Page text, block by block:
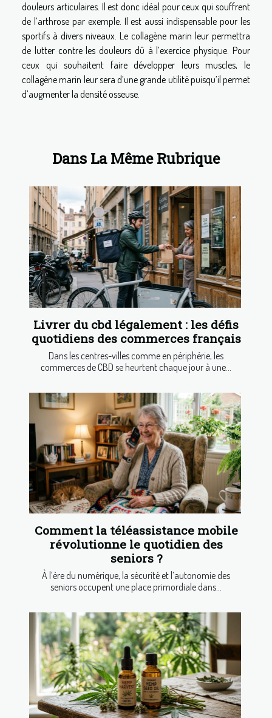
douleurs articulaires. Il est donc idéal pour ceux qui souffrent
de l’arthrose par exemple. Il est aussi indispensable pour les
sportifs à divers niveaux. Le collagène marin leur permettra
de lutter contre les douleurs dû à l’exercice physique. Pour
ceux qui souhaitent faire développer leurs muscles, le
collagène marin leur sera d’une grande utilité puisqu’il permet
d’augmenter la densité osseuse.
Dans La Même Rubrique
Livrer du cbd légalement : les défis
quotidiens des commerces français
Dans les centres-villes comme en périphérie, les
commerces de CBD se heurtent chaque jour à une...
Comment la téléassistance mobile
révolutionne le quotidien des
seniors ?
À l’ère du numérique, la sécurité et l’autonomie des
seniors occupent une place primordiale dans...